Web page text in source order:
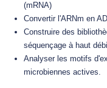
(mRNA)
Convertir l'ARNm en
Construire des
séquençage à haut
Analyser les motifs
microbiennes actives.